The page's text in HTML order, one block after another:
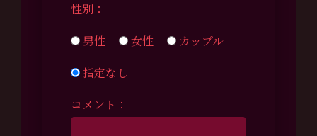
性別：
男性
女性
カップル
指定なし
コメント：